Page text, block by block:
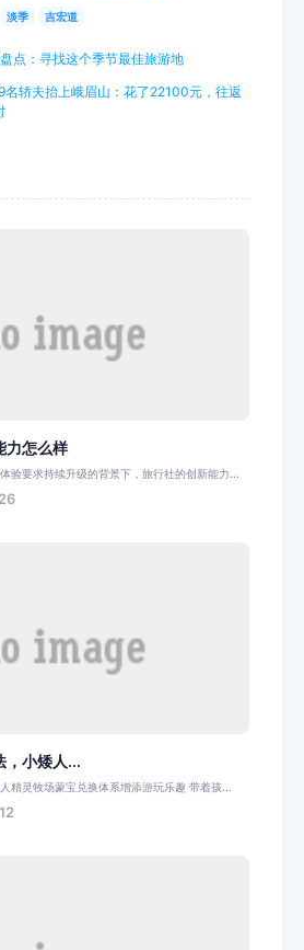
淡季 吉宏道
点：寻找这个季节最佳旅游地
名轿夫抬上峨眉山：花了22100元，往返
力怎么样
验要求持续升级的背景下，旅行社的创新能力...
，小矮人...
精灵牧场蒙宝兑换体系增添游玩乐趣 带着孩...